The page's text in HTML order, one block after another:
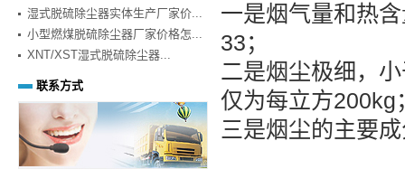
一是烟气量和热
33；
二是烟尘极细，
仅为每立方200kg
三是烟尘的主要
湿式脱硫除尘器实体生产厂家价...
小型燃煤脱硫除尘器厂家价格怎...
XNT/XST湿式脱硫除尘器...
联系方式